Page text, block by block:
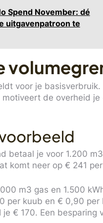
Spend November: dé
uitgavenpatroon te
voor je
motiveert de overheid
betaal je voor 1.200
komt neer op € 241
m3 gas en 1.500
per kuub en € 0,90
€ 170. Een besparing